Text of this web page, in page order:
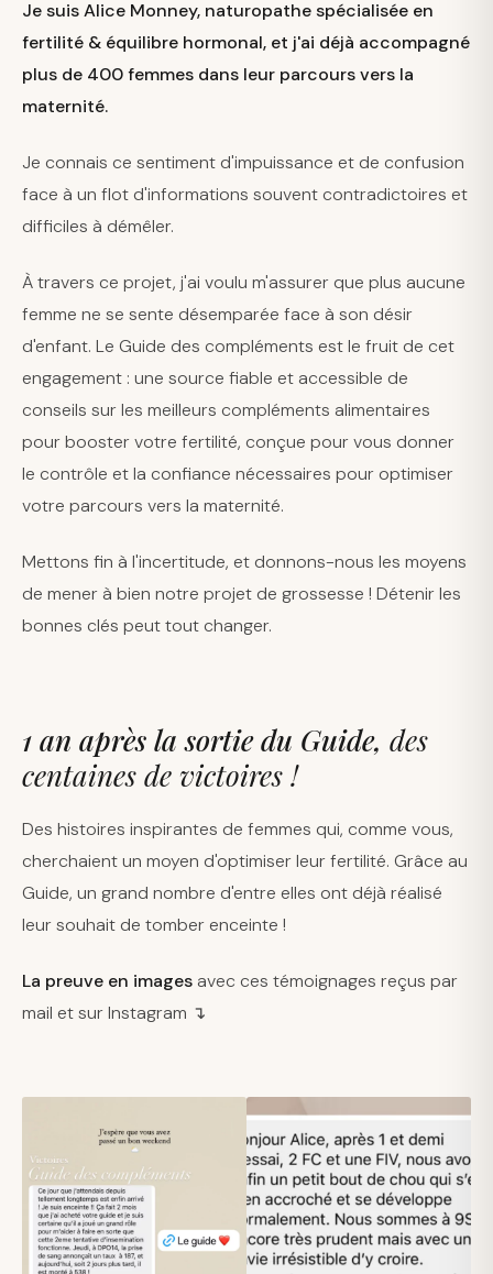
Je suis Alice Monney, naturopathe spécialisée en
fertilité & équilibre hormonal, et j'ai déjà accompagné
plus de 400 femmes dans leur parcours vers la
maternité.
Je connais ce sentiment d'impuissance et de confusion
face à un flot d'informations souvent contradictoires et
difficiles à démêler.
À travers ce projet, j'ai voulu m'assurer que plus aucune
femme ne se sente désemparée face à son désir
d'enfant. Le Guide des compléments est le fruit de cet
engagement : une source fiable et accessible de
conseils sur les meilleurs compléments alimentaires
pour booster votre fertilité, conçue pour vous donner
le contrôle et la confiance nécessaires pour optimiser
votre parcours vers la maternité.
Mettons fin à l'incertitude, et donnons-nous les moyens
de mener à bien notre projet de grossesse ! Détenir les
bonnes clés peut tout changer.
1 an après la sortie du Guide, des
centaines de victoires !
Des histoires inspirantes de femmes qui, comme vous,
cherchaient un moyen d'optimiser leur fertilité. Grâce au
Guide, un grand nombre d'entre elles ont déjà réalisé
leur souhait de tomber enceinte !
La preuve en imagesavec ces témoignages reçus par
mail et sur Instagram ↴